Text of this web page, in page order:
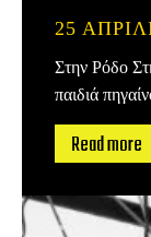
25
Στην Ρόδο
παιδιά
Read more